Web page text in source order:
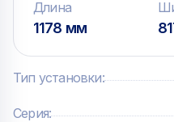
нержавеющей стали —
— Сенсорное и
дисплеем — 10 уровней
таймер — Режим
Минимальный диаметр
Длина
1178 мм
Тип установки:
Серия: